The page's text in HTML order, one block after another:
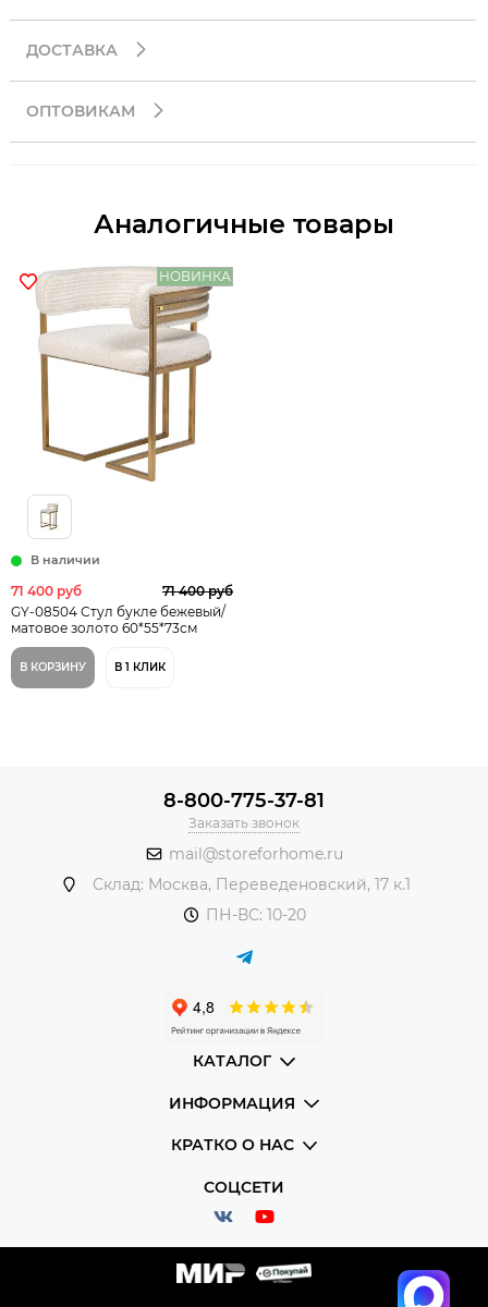
ДОСТАВКА
ОПТОВИКАМ
Аналогичные товары
НОВИНКА
В наличии
71 400 руб
71 400 руб
GY-08504 Стул букле бежевый/
матовое золото 60*55*73см
В КОРЗИНУ В 1 КЛИК
8-800-775-37-81
Заказать звонок
mail@storeforhome.ru
Склад: Москва, Переведеновский, 17 к.1
ПН-ВС: 10-20
КАТАЛОГ
ИНФОРМАЦИЯ
КРАТКО О НАС
СОЦСЕТИ